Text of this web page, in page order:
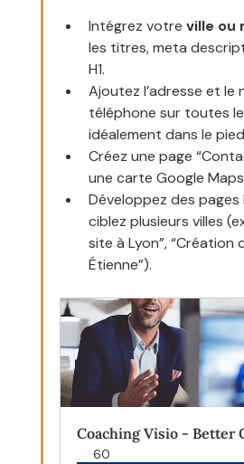
Intégrez votre ville ou
les titres, meta
H1.
Ajoutez l’adresse et le
téléphone sur toutes
idéalement dans le
Créez une page
une carte Google
Développez des pages
ciblez plusieurs villes
site à Lyon”, “Création
Étienne”).
Coaching Visio - Better
60